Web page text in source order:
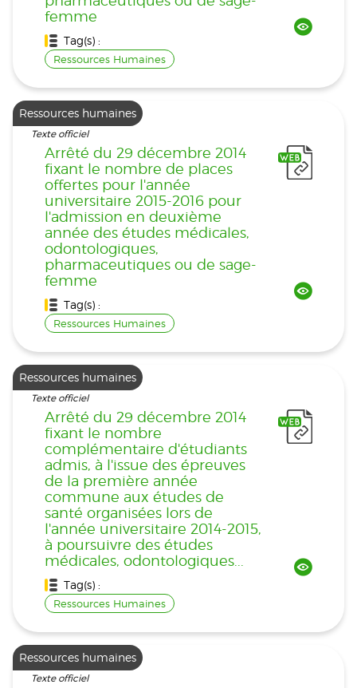
femme
Tag(s) :
Ressources Humaines
Ressources humaines
Texte officiel
Arrêté du 29 décembre 2014
fixant le nombre de places
offertes pour l'année
universitaire 2015-2016 pour
l'admission en deuxième
année des études médicales,
odontologiques,
pharmaceutiques ou de sage-
femme
Tag(s) :
Ressources Humaines
Ressources humaines
Texte officiel
Arrêté du 29 décembre 2014
fixant le nombre
complémentaire d'étudiants
admis, à l'issue des épreuves
de la première année
commune aux études de
santé organisées lors de
l'année universitaire 2014-2015,
à poursuivre des études
médicales, odontologiques...
Tag(s) :
Ressources Humaines
Ressources humaines
Texte officiel